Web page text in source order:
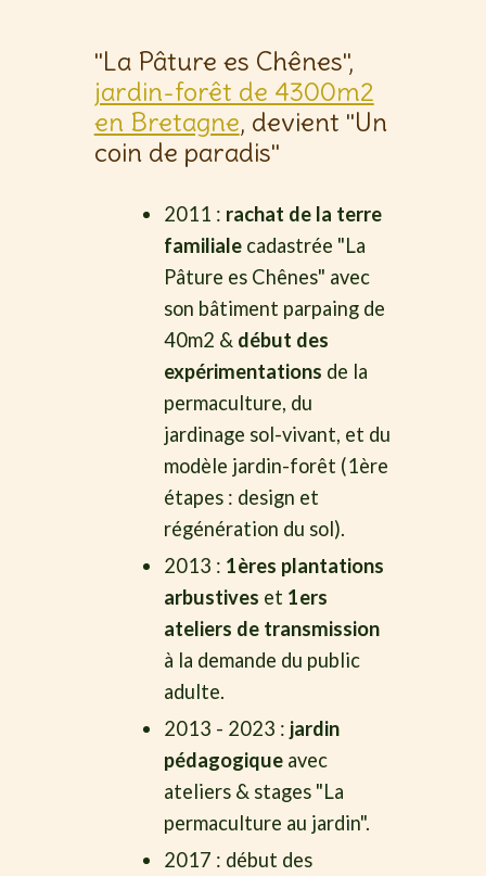
"La Pâture es Chênes",
jardin-forêt de 4300m2
en Bretagne, devient "Un
coin de paradis"
2011 : rachat de la terre
familialecadastrée "La
Pâture es Chênes" avec
son bâtiment parpaing de
40m2 & début des
expérimentations de la
permaculture, du
jardinage sol-vivant, et du
modèle jardin-forêt (1ère
étapes : design et
régénération du sol).
2013 : 1ères plantations
arbustives et 1ers
ateliers de transmission
à la demande du public
adulte.
2013 - 2023 : jardin
pédagogiqueavec
ateliers & stages "La
permaculture au jardin".
2017 : début des